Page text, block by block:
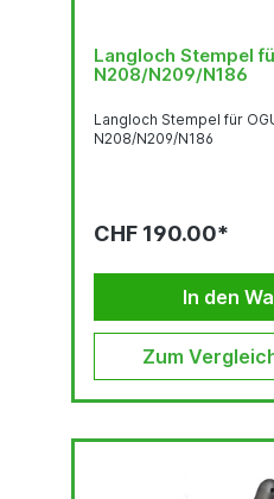
Langloch Stempel
N208/N209/N186
Langloch Stempel für
N208/N209/N186
CHF 190.00*
In den
Zum